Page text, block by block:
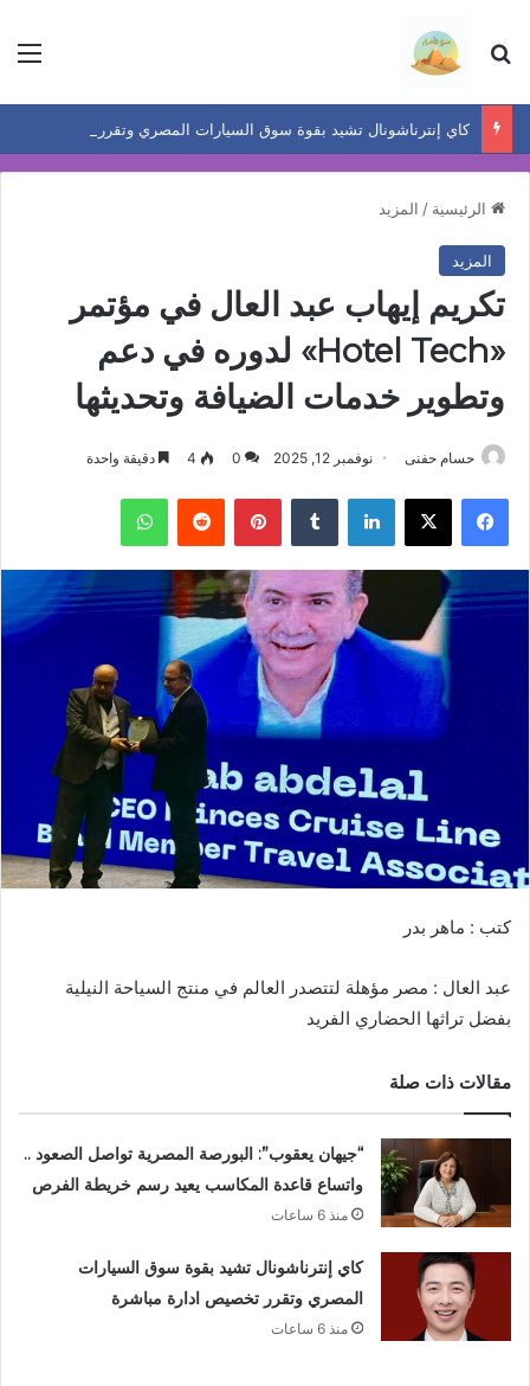
بحث عن
الرئيسية / المزيد
المزيد
تكريم إيهاب عبد العال في مؤتمر
«Hotel Tech» لدوره في دعم
وتطوير خدمات الضيافة وتحديثها
حسام حفنى نوفمبر 12, 2025 0
4 دقيقة واحدة
فيسبوك ‫X لينكدإن بينتيريست واتساب
كتب : ماهر بدر
عبد العال : مصر مؤهلة لتتصدر العالم في منتج السياحة النيلية
بفضل تراثها الحضاري الفريد
مقالات ذات صلة
“جيهان يعقوب”: البورصة المصرية تواصل الصعود ..
واتساع قاعدة المكاسب يعيد رسم خريطة الفرص
منذ 6 ساعات
كاي إنترناشونال تشيد بقوة سوق السيارات
المصري وتقرر تخصيص ادارة مباشرة
منذ 6 ساعات